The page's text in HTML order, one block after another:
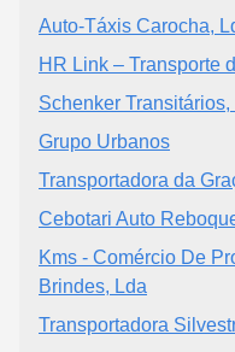
Auto-Táxis Carocha,
HR Link – Transporte
Schenker Transitários,
Grupo Urbanos
Transportadora da
Cebotari Auto
Kms - Comércio De
Brindes, Lda
Transportadora